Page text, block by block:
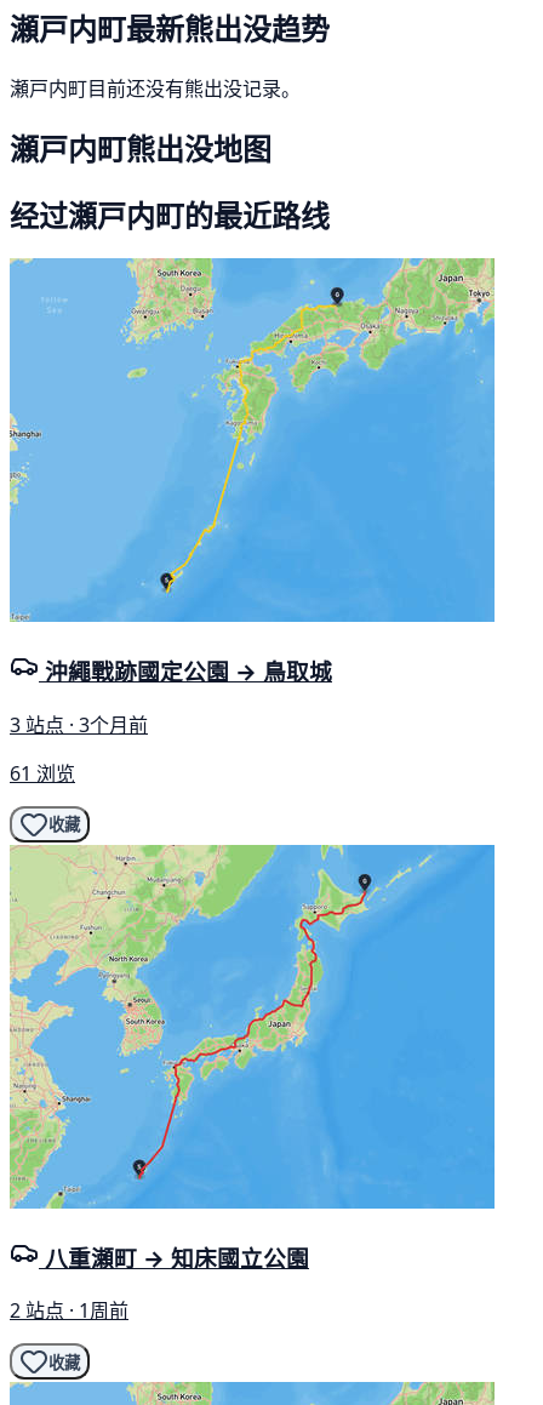
瀬戸内町最新熊出没趋势
瀬戸内町目前还没有熊出没记录。
瀬戸内町熊出没地图
经过瀬戸内町的最近路线
沖繩戰跡國定公園 → 鳥取城
3 站点 · 3个月前
61 浏览
收藏
八重瀬町 → 知床國立公園
2 站点 · 1周前
收藏